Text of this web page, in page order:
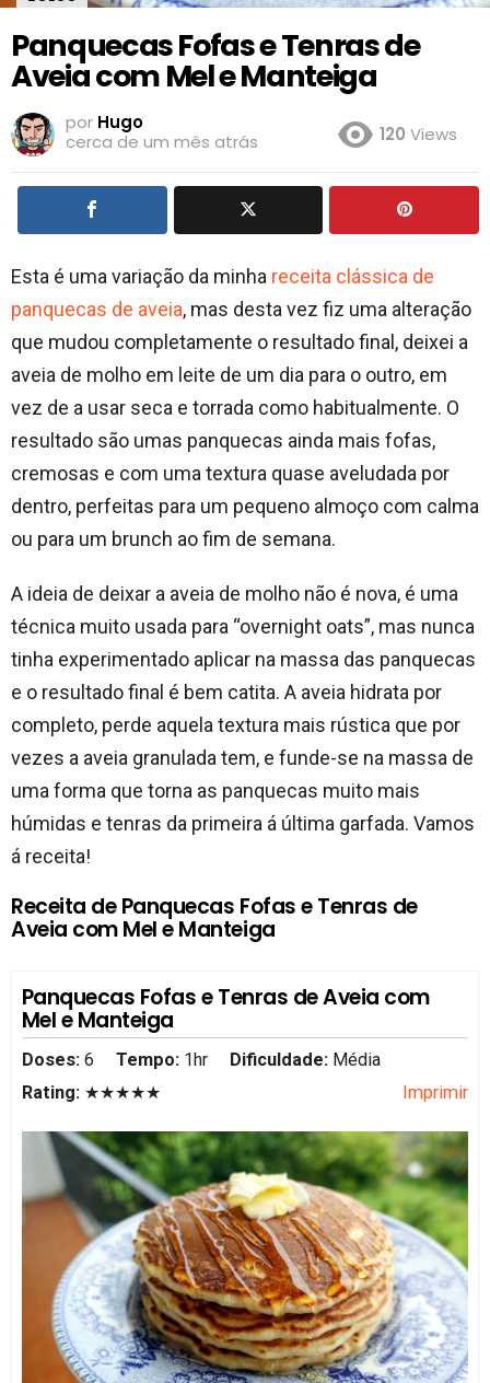
Panquecas Fofas e Tenras de
Aveia com Mel e Manteiga
por Hugo
cerca de um mês atrás
120 Views
Esta é uma variação da minha receita clássica de
panquecas de aveia, mas desta vez fiz uma alteração
que mudou completamente o resultado final, deixei a
aveia de molho em leite de um dia para o outro, em
vez de a usar seca e torrada como habitualmente. O
resultado são umas panquecas ainda mais fofas,
cremosas e com uma textura quase aveludada por
dentro, perfeitas para um pequeno almoço com calma
ou para um brunch ao fim de semana.
A ideia de deixar a aveia de molho não é nova, é uma
técnica muito usada para “overnight oats”, mas nunca
tinha experimentado aplicar na massa das panquecas
e o resultado final é bem catita. A aveia hidrata por
completo, perde aquela textura mais rústica que por
vezes a aveia granulada tem, e funde-se na massa de
uma forma que torna as panquecas muito mais
húmidas e tenras da primeira á última garfada. Vamos
á receita!
Receita de Panquecas Fofas e Tenras de
Aveia com Mel e Manteiga
Panquecas Fofas e Tenras de Aveia com
Mel e Manteiga
Doses: 6 Tempo: 1hr Dificuldade: Média
Rating: ★★★★★ Imprimir